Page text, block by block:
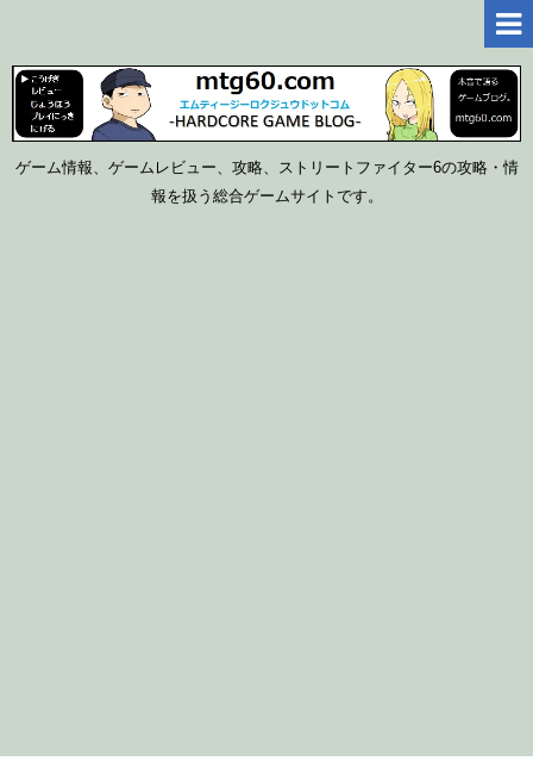
ゲーム情報、ゲームレビュー、攻略、ストリートファイター6の攻略・情
報を扱う総合ゲームサイトです。